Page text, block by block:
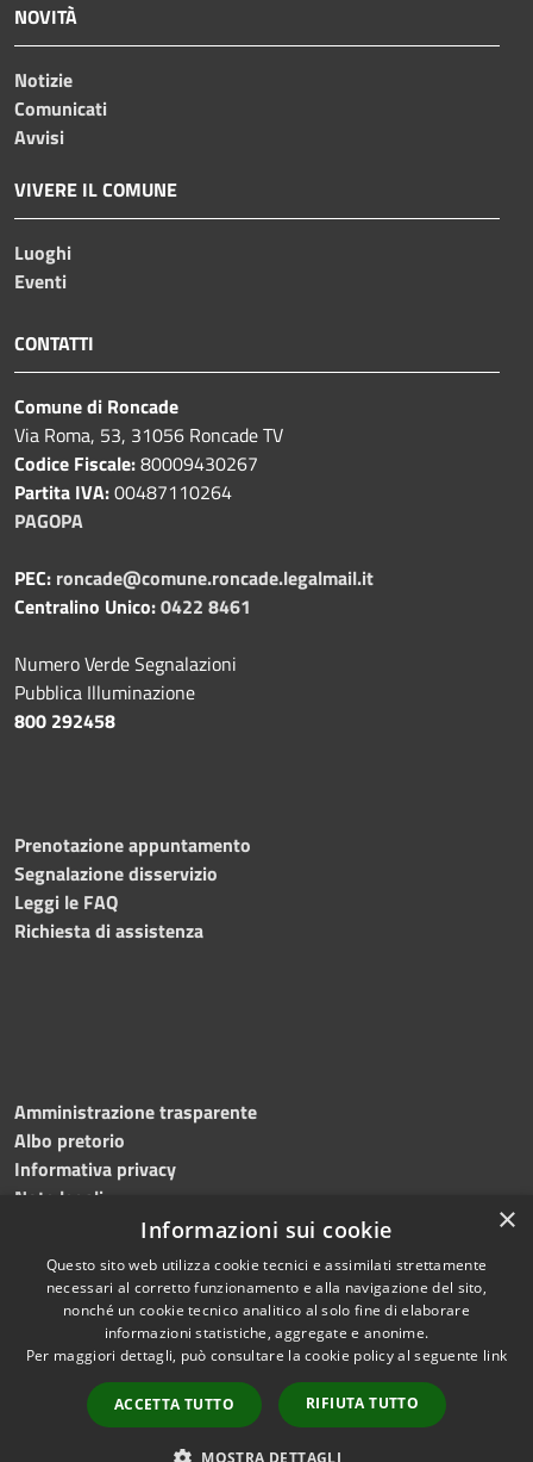
NOVITÀ
Notizie
Comunicati
Avvisi
VIVERE IL COMUNE
Luoghi
Eventi
CONTATTI
Comune di Roncade
Via Roma, 53, 31056 Roncade TV
Codice Fiscale:80009430267
Partita IVA:00487110264
PAGOPA
PEC: roncade@comune.roncade.legalmail.it
Centralino Unico:0422 8461
Numero Verde Segnalazioni
Pubblica Illuminazione
800 292458
Prenotazione appuntamento
Segnalazione disservizio
Leggi le FAQ
Richiesta di assistenza
Amministrazione trasparente
Albo pretorio
Informativa privacy
Note legali
Dichiarazione di accessibilità
Accessibilità
Copyright © 2026 • Comune di
Roncade • Powered by
Municipium•
Accesso
redazione
×
Informazioni sui cookie
Questo sito web utilizza cookie tecnici e assimilati strettamente
necessari al corretto funzionamento e alla navigazione del sito,
nonché un cookie tecnico analitico al solo fine di elaborare
informazioni statistiche, aggregate e anonime.
Per maggiori dettagli, può consultare la cookie policy al seguente link
ACCETTA TUTTO RIFIUTA TUTTO
MOSTRA DETTAGLI